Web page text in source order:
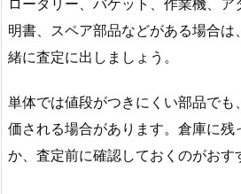
明書、スペア部品などがある場合は
緒に査定に出しましょう。
単体では値段がつきにくい部品でも
価される場合があります。倉庫に残
か、査定前に確認しておくのがおす